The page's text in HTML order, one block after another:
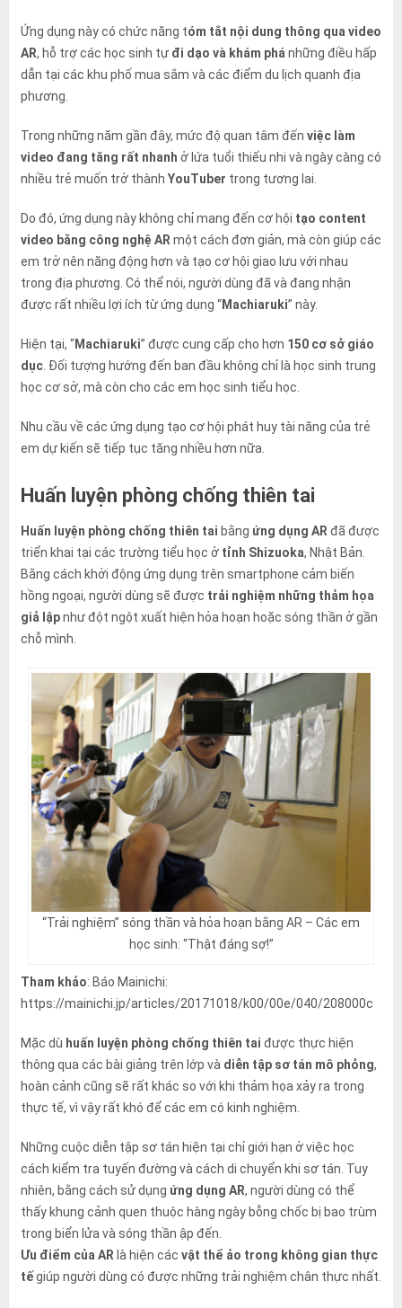
Ứng dụng này có chức năng tóm tắt nội dung thông qua video
AR, hỗ trợ các học sinh tự đi dạo và khám phá những điều hấp
dẫn tại các khu phố mua sắm và các điểm du lịch quanh địa
phương.
Trong những năm gần đây, mức độ quan tâm đến việc làm
video đang tăng rất nhanh ở lứa tuổi thiếu nhi và ngày càng có
nhiều trẻ muốn trở thành YouTuber trong tương lai.
Do đó, ứng dụng này không chỉ mang đến cơ hội tạo content
video bằng công nghệ AR một cách đơn giản, mà còn giúp các
em trở nên năng động hơn và tạo cơ hội giao lưu với nhau
trong địa phương. Có thể nói, người dùng đã và đang nhận
được rất nhiều lợi ích từ ứng dụng “Machiaruki” này.
Hiện tại, “Machiaruki” được cung cấp cho hơn 150 cơ sở giáo
dục. Đối tượng hướng đến ban đầu không chỉ là học sinh trung
học cơ sở, mà còn cho các em học sinh tiểu học.
Nhu cầu về các ứng dụng tạo cơ hội phát huy tài năng của trẻ
em dự kiến ​​sẽ tiếp tục tăng nhiều hơn nữa.
Huấn luyện phòng chống thiên tai
Huấn luyện phòng chống thiên tai bằng ứng dụng AR đã được
triển khai tại các trường tiểu học ở tỉnh Shizuoka, Nhật Bản.
Bằng cách khởi động ứng dụng trên smartphone cảm biến
hồng ngoại, người dùng sẽ được trải nghiệm những thảm họa
giả lậpnhư đột ngột xuất hiện hỏa hoạn hoặc sóng thần ở gần
chỗ mình.
“Trải nghiệm” sóng thần và hỏa hoạn bằng AR – Các em
học sinh: “Thật đáng sợ!”
Tham khảo: Báo Mainichi:
https://mainichi.jp/articles/20171018/k00/00e/040/208000c
Mặc dù huấn luyện phòng chống thiên tai được thực hiện
thông qua các bài giảng trên lớp và diễn tập sơ tán mô phỏng,
hoàn cảnh cũng sẽ rất khác so với khi thảm họa xảy ra trong
thực tế, vì vậy rất khó để các em có kinh nghiệm.
Những cuộc diễn tập sơ tán hiện tại chỉ giới hạn ở việc học
cách kiểm tra tuyến đường và cách di chuyển khi sơ tán. Tuy
nhiên, bằng cách sử dụng ứng dụng AR, người dùng có thể
thấy khung cảnh quen thuộc hàng ngày bỗng chốc bị bao trùm
trong biển lửa và sóng thần ập đến.
Ưu điểm của AR là hiện các vật thể ảo trong không gian thực
tếgiúp người dùng có được những trải nghiệm chân thực nhất.